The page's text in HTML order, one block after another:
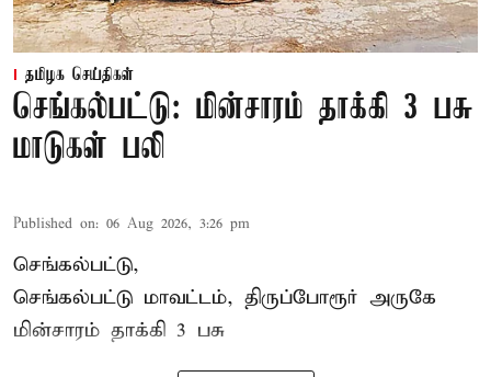
தமிழக செய்திகள்
செங்கல்பட்டு: மின்சாரம் தாக்கி 3 பசு
மாடுகள் பலி
Published on: 06 Aug 2026, 3:26 pm
செங்கல்பட்டு,
செங்கல்பட்டு மாவட்டம், திருப்போரூர் அருகே
மின்சாரம் தாக்கி 3 பசு